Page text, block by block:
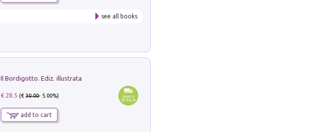
see all books
Il Bordigotto. Ediz. illustrata
€ 28.5 (€30.00- 5.00%)
add to cart